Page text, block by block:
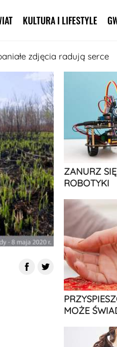
KULTURA I LIFESTYLE
zdjęcia radują serce
ZANURZ
ROBOTYKI
MOŻE